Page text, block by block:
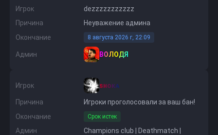
Игрок
dezzzzzzzzzzz
Причина
Неуважение админа
Окончание
8 августа 2026 г, 22:09
Админ ВОЛОДЯ
Игрок sʜᴏᴋᴀ
Причина
Игроки проголосовали за ваш бан!
Окончание
Срок истек
Админ Champions club | Deathmatch |